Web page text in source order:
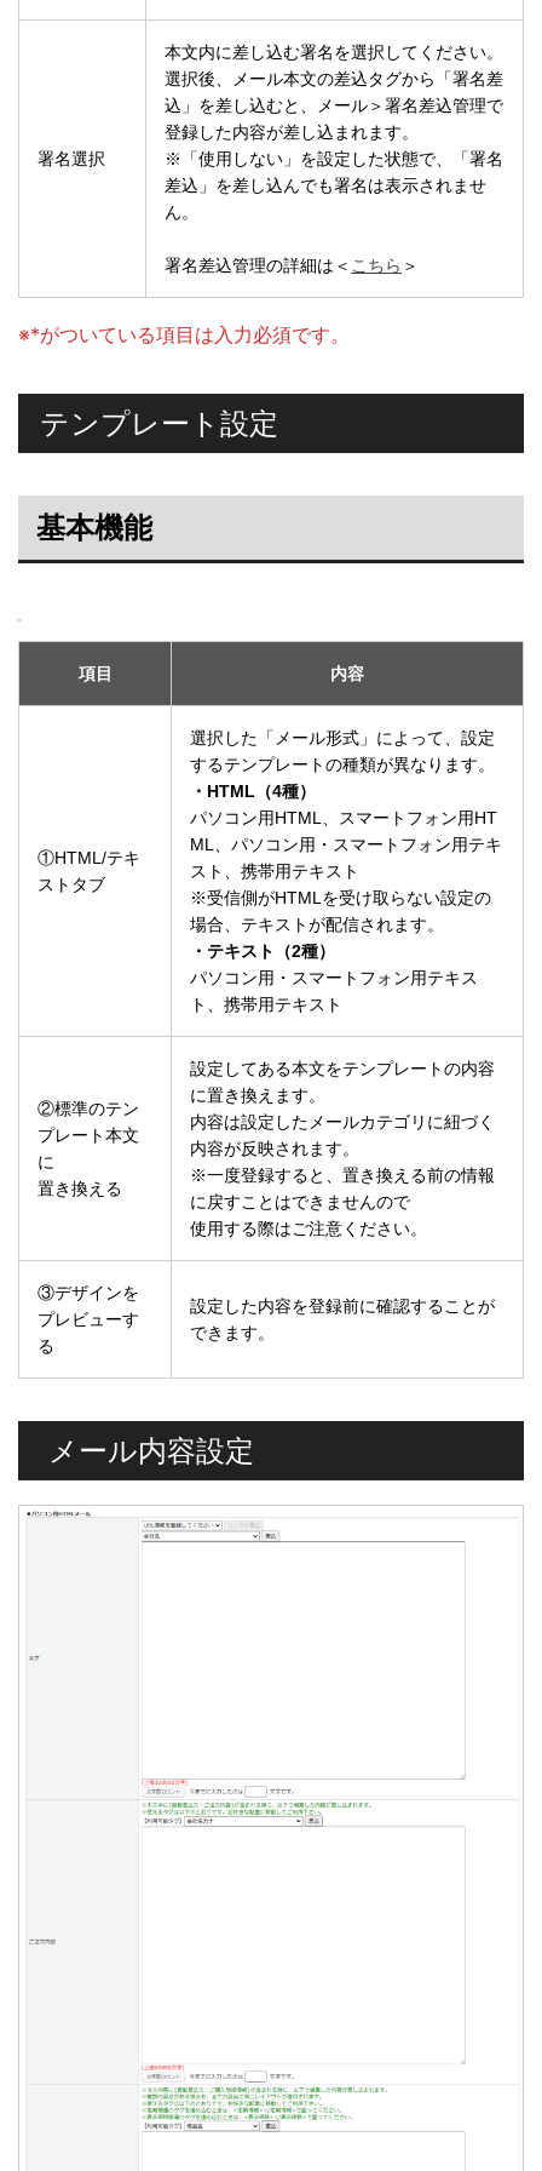
署名選択
本文内に差し込む署名を選択してください。
選択後、メール本文の差込タグから「署名差
込」を差し込むと、メール＞署名差込管理で
登録した内容が差し込まれます。
※「使用しない」を設定した状態で、「署名
差込」を差し込んでも署名は表示されませ
ん。
署名差込管理の詳細は＜ こちら ＞
※*がついている項目は入力必須です。
テンプレート設定
基本機能
項目 内容
①HTML/テキ
ストタブ
選択した「メール形式」によって、設定
するテンプレートの種類が異なります。
・HTML（4種）
パソコン用HTML、スマートフォン用HT
ML、パソコン用・スマートフォン用テキ
スト、携帯用テキスト
※受信側がHTMLを受け取らない設定の
場合、テキストが配信されます。
・テキスト（2種）
パソコン用・スマートフォン用テキス
ト、携帯用テキスト
②標準のテン
プレート本文
に
置き換える
設定してある本文をテンプレートの内容
に置き換えます。
内容は設定したメールカテゴリに紐づく
内容が反映されます。
※一度登録すると、置き換える前の情報
に戻すことはできませんので
使用する際はご注意ください。
③デザインを
プレビューす
る
設定した内容を登録前に確認することが
できます。
メール内容設定